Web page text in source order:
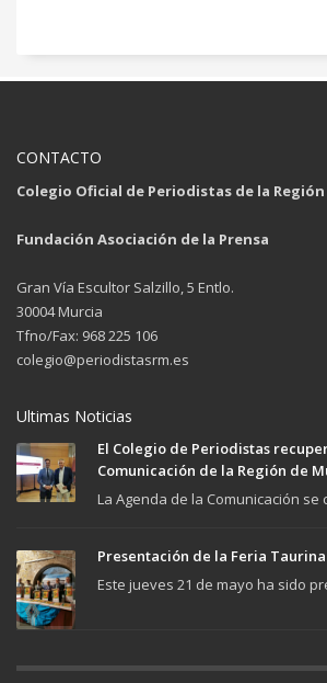
CONTACTO
Colegio Oficial de Periodistas de la
Fundación Asociación de la Prensa
Gran Vía Escultor Salzillo, 5 Entlo.
30004 Murcia
Tfno/Fax: 968 225 106
colegio@periodistasrm.es
Ultimas Noticias
El Colegio de Periodistas
Comunicación de la Región de
La Agenda de la Comunicación se
Presentación de la Feria
Este jueves 21 de mayo ha sido